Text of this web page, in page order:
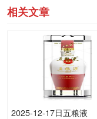
相关文章
2025-12-17日五粮液